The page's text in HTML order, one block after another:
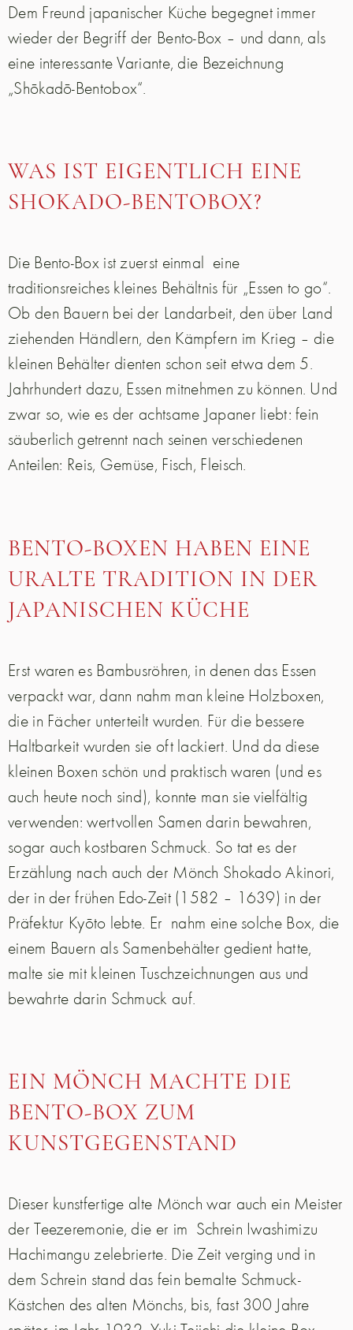
Dem Freund japanischer Küche begegnet immer
wieder der Begriff der Bento-Box – und dann, als
eine interessante Variante, die Bezeichnung
„Shōkadō-Bentobox“.
WAS IST EIGENTLICH EINE
SHOKADO-BENTOBOX?
Die Bento-Box ist zuerst einmal eine
traditionsreiches kleines Behältnis für „Essen to go“.
Ob den Bauern bei der Landarbeit, den über Land
ziehenden Händlern, den Kämpfern im Krieg – die
kleinen Behälter dienten schon seit etwa dem 5.
Jahrhundert dazu, Essen mitnehmen zu können. Und
zwar so, wie es der achtsame Japaner liebt: fein
säuberlich getrennt nach seinen verschiedenen
Anteilen: Reis, Gemüse, Fisch, Fleisch.
BENTO-BOXEN HABEN EINE
URALTE TRADITION IN DER
JAPANISCHEN KÜCHE
Erst waren es Bambusröhren, in denen das Essen
verpackt war, dann nahm man kleine Holzboxen,
die in Fächer unterteilt wurden. Für die bessere
Haltbarkeit wurden sie oft lackiert. Und da diese
kleinen Boxen schön und praktisch waren (und es
auch heute noch sind), konnte man sie vielfältig
verwenden: wertvollen Samen darin bewahren,
sogar auch kostbaren Schmuck. So tat es der
Erzählung nach auch der Mönch Shokado Akinori,
der in der frühen Edo-Zeit (1582 – 1639) in der
Präfektur Kyōto lebte. Er nahm eine solche Box, die
einem Bauern als Samenbehälter gedient hatte,
malte sie mit kleinen Tuschzeichnungen aus und
bewahrte darin Schmuck auf.
EIN MÖNCH MACHTE DIE
BENTO-BOX ZUM
KUNSTGEGENSTAND
Dieser kunstfertige alte Mönch war auch ein Meister
der Teezeremonie, die er im Schrein Iwashimizu
Hachimangu zelebrierte. Die Zeit verging und in
dem Schrein stand das fein bemalte Schmuck-
Kästchen des alten Mönchs, bis, fast 300 Jahre